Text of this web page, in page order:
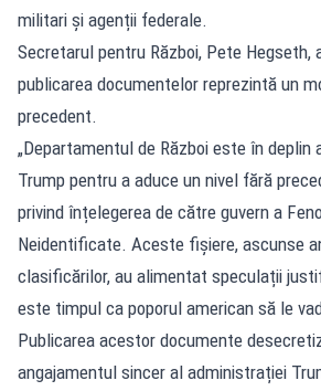
militari și agenții federale.
Secretarul pentru Război, Pete Hegseth,
publicarea documentelor reprezintă un
precedent.
„Departamentul de Război este în deplin
Trump pentru a aduce un nivel fără
privind înțelegerea de către guvern a
Neidentificate. Aceste fișiere, ascunse
clasificărilor, au alimentat speculații
este timpul ca poporul american să le
Publicarea acestor documente
angajamentul sincer al administrației